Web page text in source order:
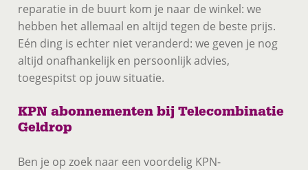
reparatie in de buurt kom je naar de winkel: we
hebben het allemaal en altijd tegen de beste prijs.
Eén ding is echter niet veranderd: we geven je nog
altijd onafhankelijk en persoonlijk advies,
toegespitst op jouw situatie.
KPN abonnementen bij Telecombinatie
Geldrop
Ben je op zoek naar een voordelig KPN-